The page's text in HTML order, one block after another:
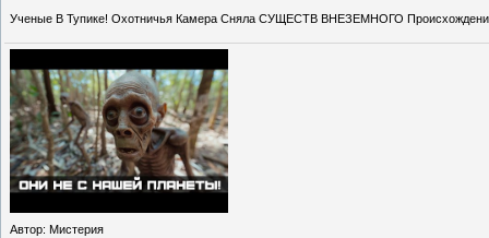
Ученые В Тупике! Охотничья Камера Сняла СУЩЕСТВ ВНЕЗЕМНОГО
Автор: Мистерия